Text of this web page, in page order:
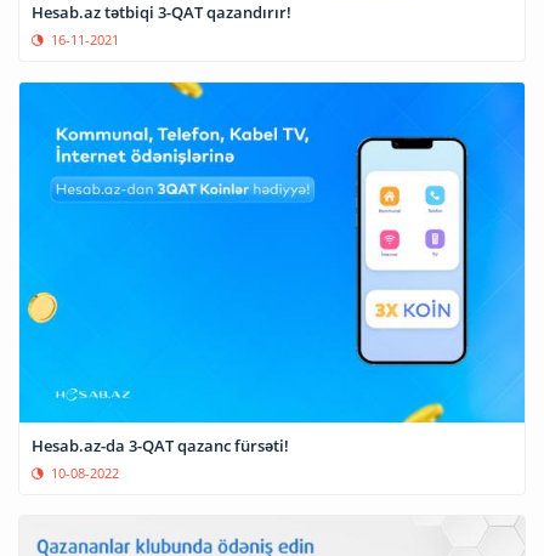
Hesab.az tətbiqi 3-QAT qazandırır!
16-11-2021
Hesab.az-da 3-QAT qazanc fürsəti!
10-08-2022